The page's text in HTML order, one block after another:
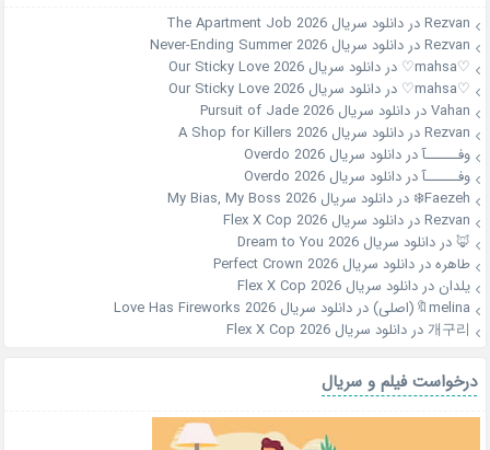
Rezvanدردانلود سریال The Apartment Job 2026
Rezvanدردانلود سریال Never-Ending Summer 2026
♡mahsa♡
دردانلود سریال Our Sticky Love 2026
♡mahsa♡
دردانلود سریال Our Sticky Love 2026
Vahanدردانلود سریال Pursuit of Jade 2026
Rezvanدردانلود سریال A Shop for Killers 2026
وفــــــآدردانلود سریال Overdo 2026
وفــــــآدردانلود سریال Overdo 2026
Faezeh❄️
دردانلود سریال My Bias, My Boss 2026
Rezvanدردانلود سریال Flex X Cop 2026
🦊دردانلود سریال Dream to You 2026
طاهرهدردانلود سریال Perfect Crown 2026
یلدان دردانلود سریال Flex X Cop 2026
melina🔖(اصلی)
دردانلود سریال Love Has Fireworks 2026
개구리دردانلود سریال Flex X Cop 2026
درخواست فیلم و سریال